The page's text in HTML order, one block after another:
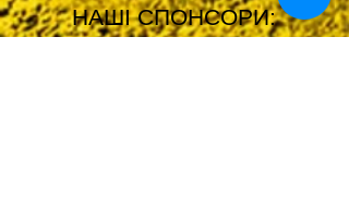
НАШІ СПОНСОРИ: